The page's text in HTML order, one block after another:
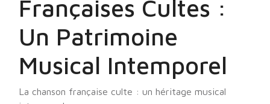
Françaises Cultes :
Un Patrimoine
Musical Intemporel
La chanson française culte : un héritage musical